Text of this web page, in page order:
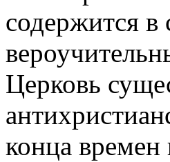
содержится в
Церковь
конца времен